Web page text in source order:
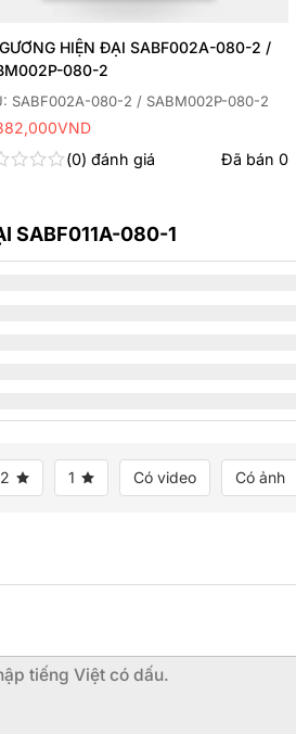
SABF002A-080-2 / SABM002P-080-2
HIỆN ĐẠI SABF002A-080-2 /
080-2
0 đánh giá Đã bán0
VND
SABF011A-080-1
2 1 Có video Có ảnh